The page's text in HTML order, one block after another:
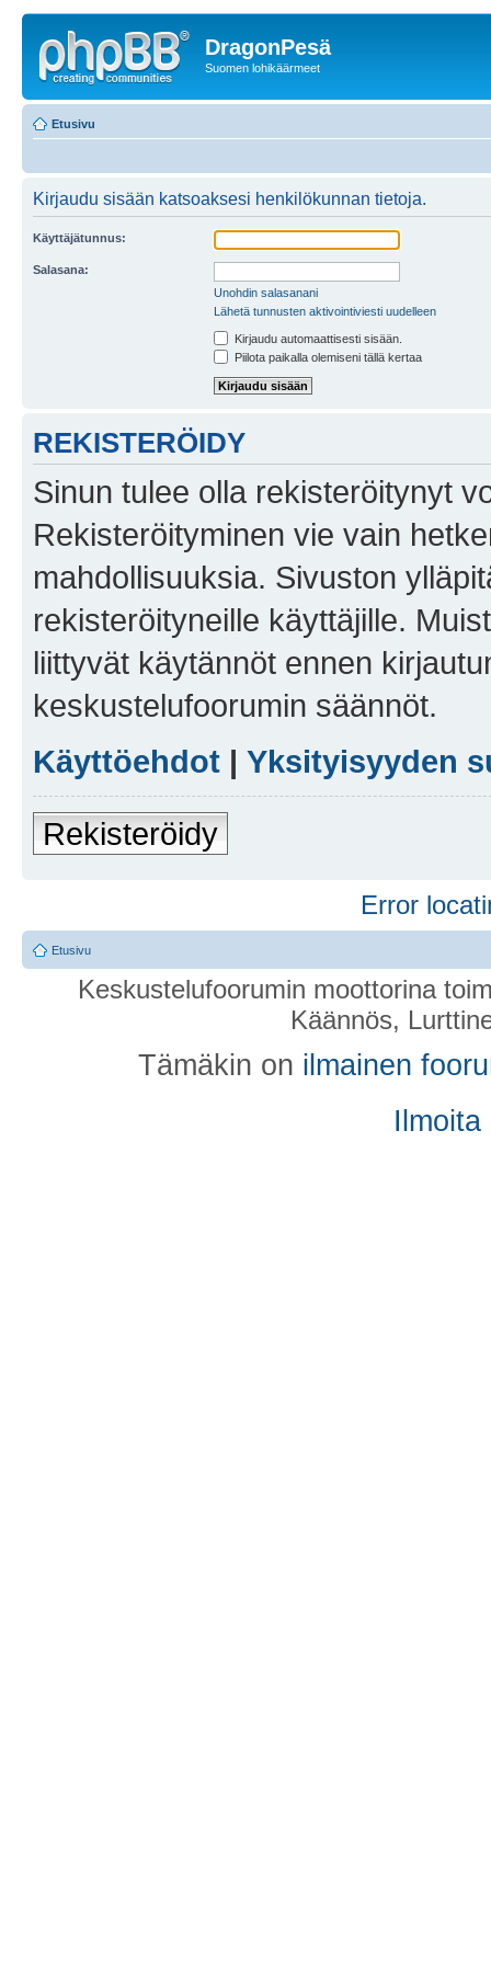
DragonPesä
Suomen lohikäärmeet
Etusivu
Kirjaudu sisään katsoaksesi henkilökunnan tietoja.
Käyttäjätunnus:
Salasana:
Unohdin salasanani
Lähetä tunnusten aktivointiviesti uudelleen
Kirjaudu automaattisesti sisään.
Piilota paikalla olemiseni tällä kertaa
REKISTERÖIDY
Sinun tulee olla rekisteröitynyt
Rekisteröityminen vie vain
mahdollisuuksia. Sivuston
rekisteröityneille käyttäjille.
liittyvät käytännöt ennen
keskustelufoorumin säännöt.
Käyttöehdot | Yksityisyyden
Rekisteröidy
Error
Etusivu
Keskustelufoorumin moottorina
Käännös,
Tämäkin on ilmainen